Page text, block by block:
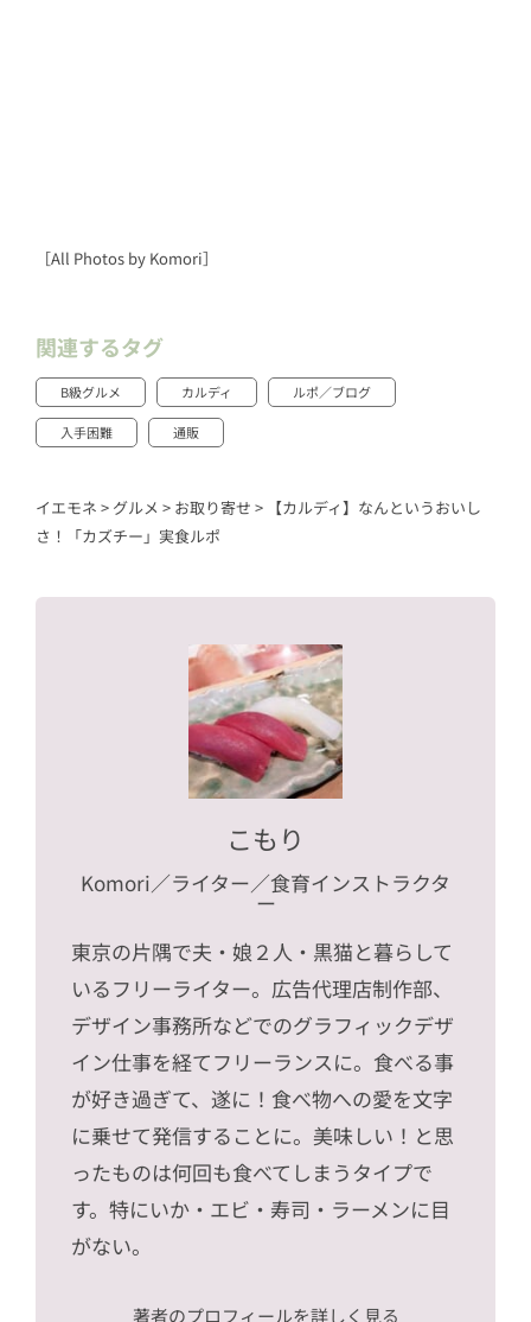
［All Photos by Komori］
関連するタグ
B級グルメ カルディ ルポ／ブログ
入手困難 通販
イエモネ > グルメ > お取り寄せ > 【カルディ】なんというおいし
さ！「カズチー」実食ルポ
こもり
Komori／ライター／食育インストラクタ
ー
東京の片隅で夫・娘２人・黒猫と暮らして
いるフリーライター。広告代理店制作部、
デザイン事務所などでのグラフィックデザ
イン仕事を経てフリーランスに。食べる事
が好き過ぎて、遂に！食べ物への愛を文字
に乗せて発信することに。美味しい！と思
ったものは何回も食べてしまうタイプで
す。特にいか・エビ・寿司・ラーメンに目
がない。
著者のプロフィールを詳しく見る